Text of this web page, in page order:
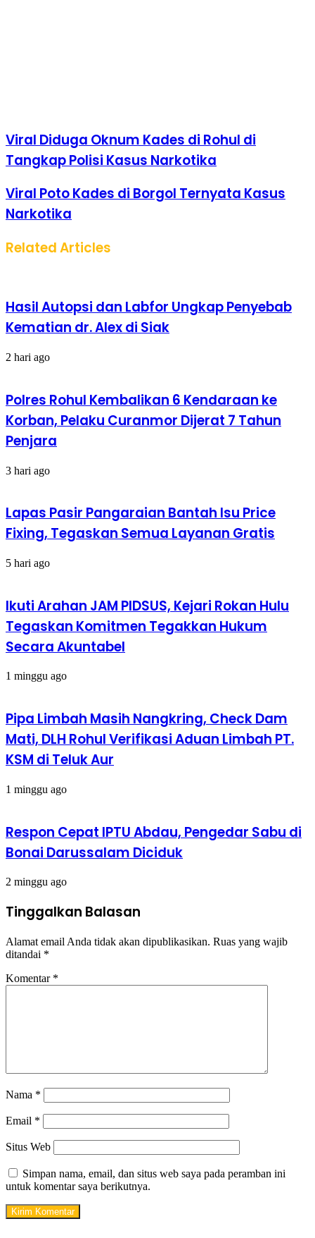
Viral Diduga Oknum Kades di Rohul di
Tangkap Polisi Kasus Narkotika
Viral Poto Kades di Borgol Ternyata Kasus
Narkotika
Related Articles
Hasil Autopsi dan Labfor Ungkap Penyebab
Kematian dr. Alex di Siak
2 hari ago
Polres Rohul Kembalikan 6 Kendaraan ke
Korban, Pelaku Curanmor Dijerat 7 Tahun
Penjara
3 hari ago
Lapas Pasir Pangaraian Bantah Isu Price
Fixing, Tegaskan Semua Layanan Gratis
5 hari ago
Ikuti Arahan JAM PIDSUS, Kejari Rokan Hulu
Tegaskan Komitmen Tegakkan Hukum
Secara Akuntabel
1 minggu ago
Pipa Limbah Masih Nangkring, Check Dam
Mati, DLH Rohul Verifikasi Aduan Limbah PT.
KSM di Teluk Aur
1 minggu ago
Respon Cepat IPTU Abdau, Pengedar Sabu di
Bonai Darussalam Diciduk
2 minggu ago
Tinggalkan Balasan
Alamat email Anda tidak akan dipublikasikan. Ruas yang wajib
ditandai *
Komentar *
Nama *
Email *
Situs Web
Simpan nama, email, dan situs web saya pada peramban ini
untuk komentar saya berikutnya.